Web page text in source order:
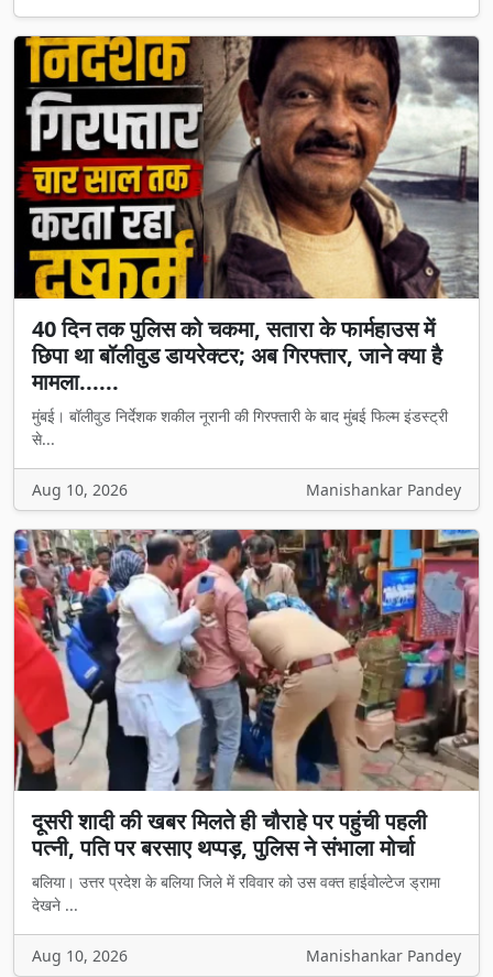
40 दिन तक पुलिस को चकमा, सतारा के फार्महाउस में
छिपा था बॉलीवुड डायरेक्टर; अब गिरफ्तार, जाने क्या है
मामला......
मुंबई। बॉलीवुड निर्देशक शकील नूरानी की गिरफ्तारी के बाद मुंबई फिल्म इंडस्ट्री
से...
Aug 10, 2026 Manishankar Pandey
दूसरी शादी की खबर मिलते ही चौराहे पर पहुंची पहली
पत्नी, पति पर बरसाए थप्पड़, पुलिस ने संभाला मोर्चा
बलिया। उत्तर प्रदेश के बलिया जिले में रविवार को उस वक्त हाईवोल्टेज ड्रामा
देखने ...
Aug 10, 2026 Manishankar Pandey